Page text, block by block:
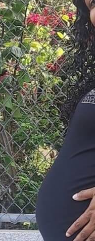
AGOSTO 05, 2026
Consejo
defender la